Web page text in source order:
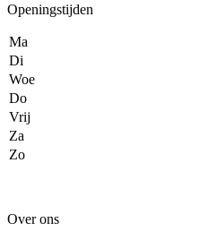
Openingstijden
Ma
Di
Woe
Do
Vrij
Za
Zo
Over ons